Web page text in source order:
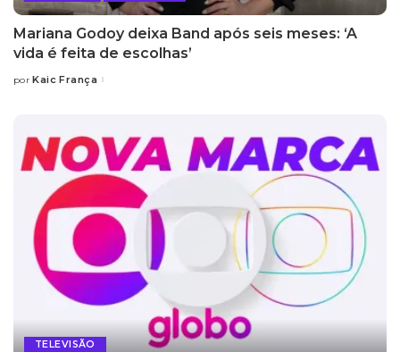
Mariana Godoy deixa Band após seis meses: ‘A
vida é feita de escolhas’
Posted
por Kaic França
TELEVISÃO